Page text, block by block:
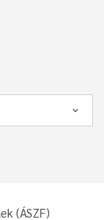
(ÁSZF)